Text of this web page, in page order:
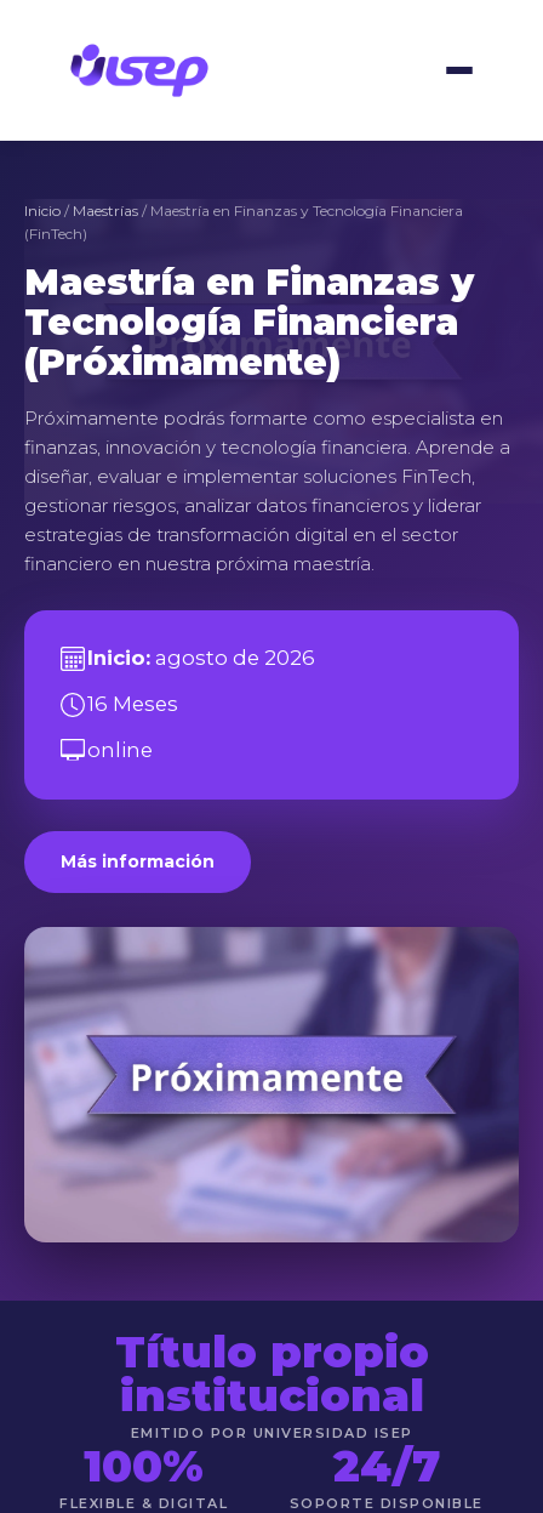
Inicio / Maestrías / Maestría en Finanzas y Tecnología Financiera
(FinTech)
Maestría en Finanzas y
Tecnología Financiera
(Próximamente)
Próximamente podrás formarte como especialista en
finanzas, innovación y tecnología financiera. Aprende a
diseñar, evaluar e implementar soluciones FinTech,
gestionar riesgos, analizar datos financieros y liderar
estrategias de transformación digital en el sector
financiero en nuestra próxima maestría.
Inicio: agosto de 2026
16 Meses
online
Más información
Título propio
institucional
EMITIDO POR UNIVERSIDAD ISEP
100%
FLEXIBLE & DIGITAL
24/7
SOPORTE DISPONIBLE